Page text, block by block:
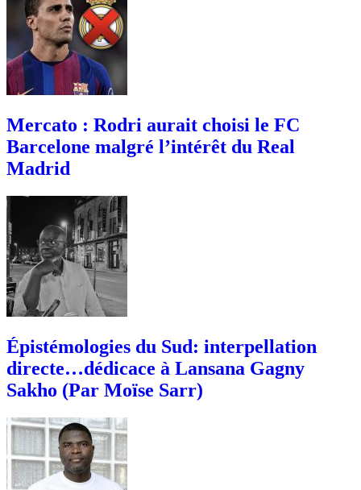
Mercato : Rodri aurait choisi le FC
Barcelone malgré l’intérêt du Real
Madrid
Épistémologies du Sud: interpellation
directe…dédicace à Lansana Gagny
Sakho (Par Moïse Sarr)